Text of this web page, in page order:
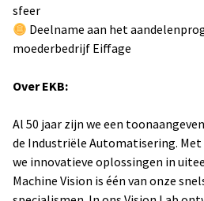
sfeer
Deelname aan het
moederbedrijf Eiffage
Over EKB:
Al 50 jaar zijn we een
de Industriële Automatisering. Met
we innovatieve oplossingen in
Machine Vision is één van onze